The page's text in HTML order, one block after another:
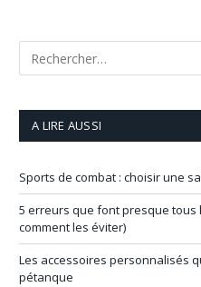
A LIRE AUSSI
Sports de combat : choisir une
5 erreurs que font presque
comment les éviter)
Les accessoires personnalisés
pétanque